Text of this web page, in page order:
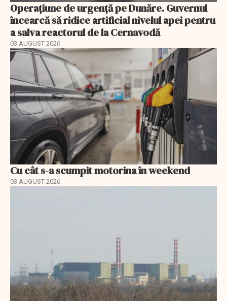
Operațiune de urgență pe Dunăre. Guvernul
încearcă să ridice artificial nivelul apei pentru
a salva reactorul de la Cernavodă
03 AUGUST 2026
Cu cât s-a scumpit motorina în weekend
03 AUGUST 2026